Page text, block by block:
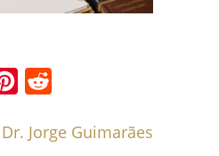
Pinterest
Dr. Jorge Guimarães